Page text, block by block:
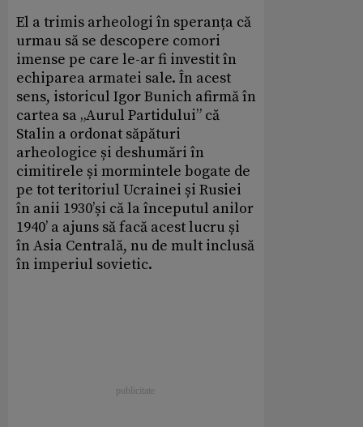
El a trimis arheologi în speranța că
urmau să se descopere comori
imense pe care le-ar fi investit în
echiparea armatei sale. În acest
sens, istoricul Igor Bunich afirmă în
cartea sa „Aurul Partidului” că
Stalin a ordonat săpături
arheologice și deshumări în
cimitirele și mormintele bogate de
pe tot teritoriul Ucrainei și Rusiei
în anii 1930’și că la începutul anilor
1940’ a ajuns să facă acest lucru și
în Asia Centrală, nu de mult inclusă
în imperiul sovietic.